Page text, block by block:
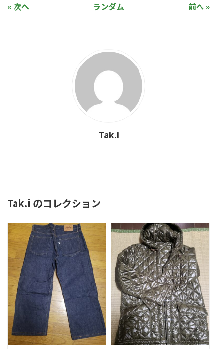
« 次へ 前へ »
ランダム
Tak.i
Tak.i のコレクション